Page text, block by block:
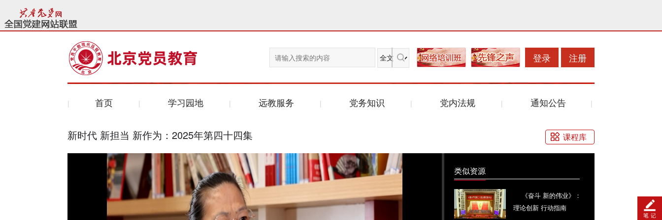
登录 注册
首页 学习园地 远教服务 党务知识 党内法规 通知公告
课程库
新时代 新担当 新作为：2025年第四十四集
类似资源
《奋斗 新的伟业》：
理论创新 行动指南